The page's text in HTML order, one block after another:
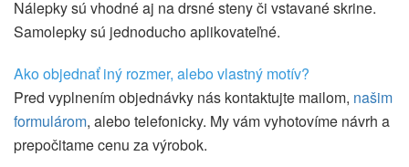
Nálepky sú vhodné aj na drsné steny či vstavané skrine.
Samolepky sú jednoducho aplikovateľné.
Ako objednať iný rozmer, alebo vlastný motív?
Pred vyplnením objednávky nás kontaktujte mailom, našim
formulárom, alebo telefonicky. My vám vyhotovíme návrh a
prepočitame cenu za výrobok.